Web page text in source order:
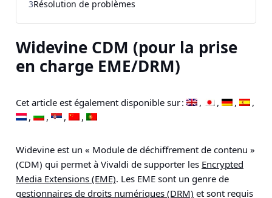
Widevine CDM (pour la prise
en charge EME/DRM)
Cet article est également disponible sur :
Widevine est un « Module de déchiffrement de contenu »
(CDM) qui permet à Vivaldi de supporter les Encrypted
Media Extensions (EME). Les EME sont un genre de
gestionnaires de droits numériques (DRM) et sont requis
3Résolution de problèmes